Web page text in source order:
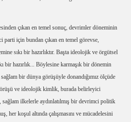
çıkan en temel sonuç, devrimler döneminin
parti için bundan çıkan en temel görevse,
sıkı bir hazırlıktır. Başta ideolojik ve örgütsel
bir hazırlık... Böylesine karmaşık bir dönemin
bir dünya görüşüyle donandığımız ölçüde
ve ideolojik kimlik, burada belirleyici
ilkelerle aydınlatılmış bir devrimci politik
her koşul altında çalışmasını ve mücadelesini